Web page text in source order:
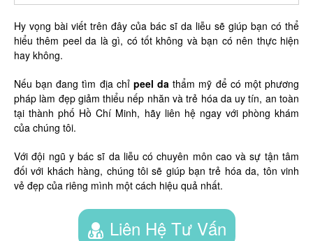
Hy vọng bài viết trên đây của bác sĩ da liễu sẽ giúp bạn có thể
hiểu thêm peel da là gì, có tốt không và bạn có nên thực hiện
hay không.
Nếu bạn đang tìm địa chỉ peel da thẩm mỹ để có một phương
pháp làm đẹp giảm thiểu nếp nhăn và trẻ hóa da uy tín, an toàn
tại thành phố Hồ Chí Minh, hãy liên hệ ngay với phòng khám
của chúng tôi.
Với đội ngũ y bác sĩ da liễu có chuyên môn cao và sự tận tâm
đối với khách hàng, chúng tôi sẽ giúp bạn trẻ hóa da, tôn vinh
vẻ đẹp của riêng mình một cách hiệu quả nhất.
Liên Hệ Tư Vấn